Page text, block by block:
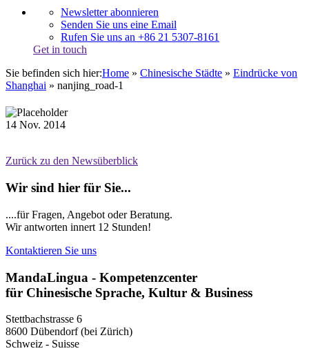
Newsletter abonnieren
Senden Sie uns eine Email
Rufen Sie uns an +86 21 5307-8161
Get in touch
Sie befinden sich hier:Home » Chinesische Städte » Eindrücke von
Shanghai » nanjing_road-1
14 Nov. 2014
Zurück zu den Newsüberblick
Wir sind hier für Sie...
....für Fragen, Angebot oder Beratung.
Wir antworten innert 12 Stunden!
Kontaktieren Sie uns
MandaLingua - Kompetenzcenter
für Chinesische Sprache, Kultur & Business
Stettbachstrasse 6
8600 Dübendorf (bei Zürich)
Schweiz - Suisse